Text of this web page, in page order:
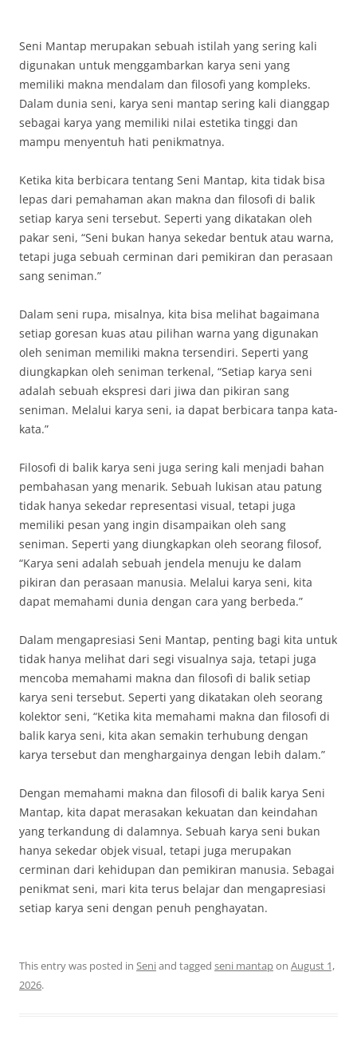
Seni Mantap merupakan sebuah istilah yang sering kali
digunakan untuk menggambarkan karya seni yang
memiliki makna mendalam dan filosofi yang kompleks.
Dalam dunia seni, karya seni mantap sering kali dianggap
sebagai karya yang memiliki nilai estetika tinggi dan
mampu menyentuh hati penikmatnya.
Ketika kita berbicara tentang Seni Mantap, kita tidak bisa
lepas dari pemahaman akan makna dan filosofi di balik
setiap karya seni tersebut. Seperti yang dikatakan oleh
pakar seni, “Seni bukan hanya sekedar bentuk atau warna,
tetapi juga sebuah cerminan dari pemikiran dan perasaan
sang seniman.”
Dalam seni rupa, misalnya, kita bisa melihat bagaimana
setiap goresan kuas atau pilihan warna yang digunakan
oleh seniman memiliki makna tersendiri. Seperti yang
diungkapkan oleh seniman terkenal, “Setiap karya seni
adalah sebuah ekspresi dari jiwa dan pikiran sang
seniman. Melalui karya seni, ia dapat berbicara tanpa kata-
kata.”
Filosofi di balik karya seni juga sering kali menjadi bahan
pembahasan yang menarik. Sebuah lukisan atau patung
tidak hanya sekedar representasi visual, tetapi juga
memiliki pesan yang ingin disampaikan oleh sang
seniman. Seperti yang diungkapkan oleh seorang filosof,
“Karya seni adalah sebuah jendela menuju ke dalam
pikiran dan perasaan manusia. Melalui karya seni, kita
dapat memahami dunia dengan cara yang berbeda.”
Dalam mengapresiasi Seni Mantap, penting bagi kita untuk
tidak hanya melihat dari segi visualnya saja, tetapi juga
mencoba memahami makna dan filosofi di balik setiap
karya seni tersebut. Seperti yang dikatakan oleh seorang
kolektor seni, “Ketika kita memahami makna dan filosofi di
balik karya seni, kita akan semakin terhubung dengan
karya tersebut dan menghargainya dengan lebih dalam.”
Dengan memahami makna dan filosofi di balik karya Seni
Mantap, kita dapat merasakan kekuatan dan keindahan
yang terkandung di dalamnya. Sebuah karya seni bukan
hanya sekedar objek visual, tetapi juga merupakan
cerminan dari kehidupan dan pemikiran manusia. Sebagai
penikmat seni, mari kita terus belajar dan mengapresiasi
setiap karya seni dengan penuh penghayatan.
This entry was posted in Seniand tagged seni mantapon August 1,
2026.